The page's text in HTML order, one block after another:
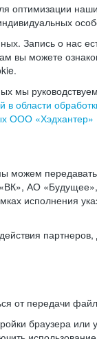
Запись о нас
вы можете
мы
в области
ООО «Хэдхантер»
можем
АО
исполнения
от передачи
браузера или